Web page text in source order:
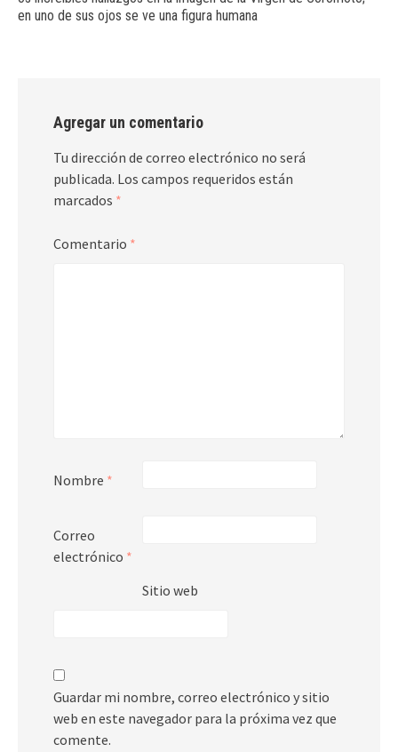
en uno de sus ojos se ve una figura humana
Agregar un comentario
Tu dirección de correo electrónico no será
publicada. Los campos requeridos están
marcados *
Comentario *
Nombre *
Correo
electrónico *
Sitio web
Guardar mi nombre, correo electrónico y sitio
web en este navegador para la próxima vez que
comente.